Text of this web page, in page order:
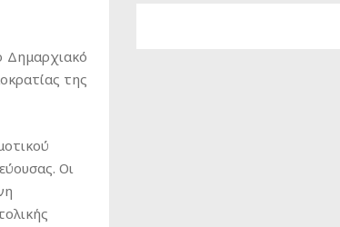
Δημαρχιακό
της
Οι